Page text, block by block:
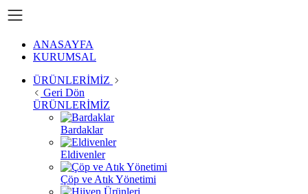
ANASAYFA
KURUMSAL
ÜRÜNLERİMİZ
Geri Dön
ÜRÜNLERİMİZ
Bardaklar
Eldivenler
Çöp ve Atık Yönetimi